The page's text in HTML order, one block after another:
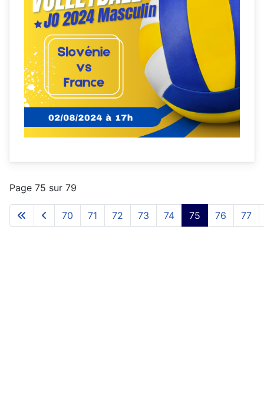
Page 75 sur 79
70 71 72 73 74 75 76 77